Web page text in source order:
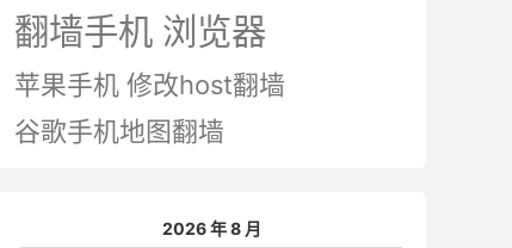
翻墙手机 浏览器
苹果手机 修改host翻墙
谷歌手机地图翻墙
2026 年 8 月